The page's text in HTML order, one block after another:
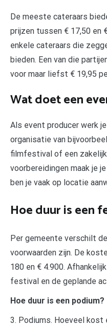
De meeste cateraars
prijzen tussen € 17,50 en
enkele cateraars die
bieden. Een van die
voor maar liefst € 19,95
Wat doet een
Als event producer werk
organisatie van
filmfestival of een
voorbereidingen maak je
ben je vaak op locatie
Hoe duur is een
Per gemeente verschilt
voorwaarden zijn. De
180 en € 4.900.
festival en de geplande
Hoe duur is een podium?
3. Podiums. Hoeveel